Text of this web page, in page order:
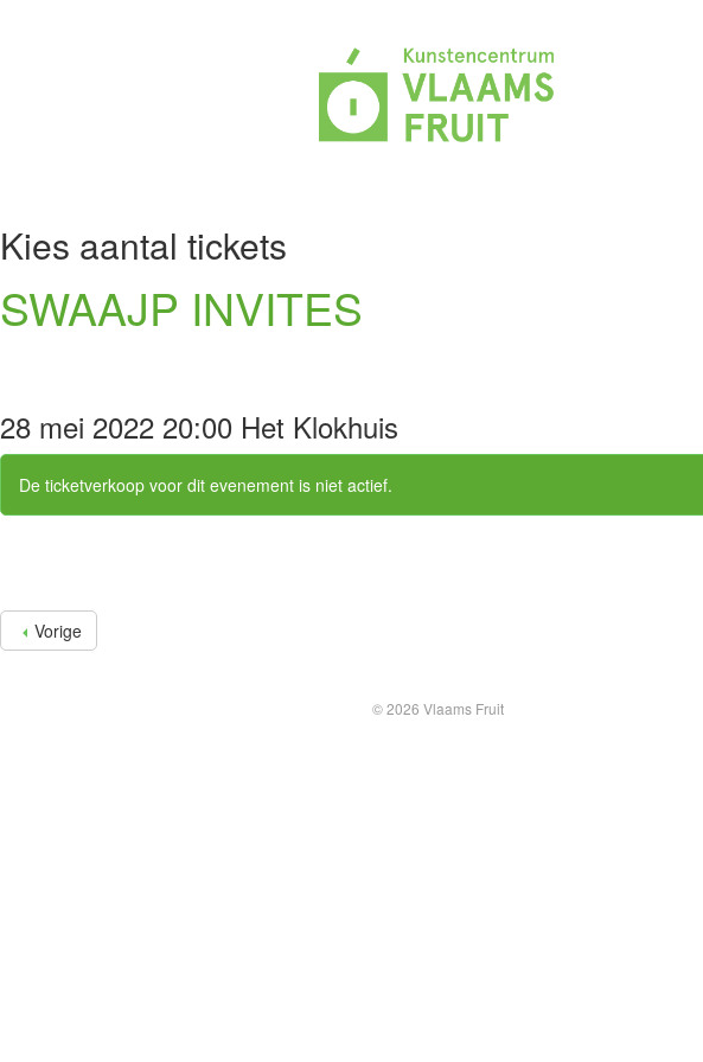
Kies aantal tickets
SWAAJP INVITES
28 mei 2022 20:00 Het Klokhuis
De ticketverkoop voor dit evenement is niet actief.
Vorige
© 2026 Vlaams Fruit